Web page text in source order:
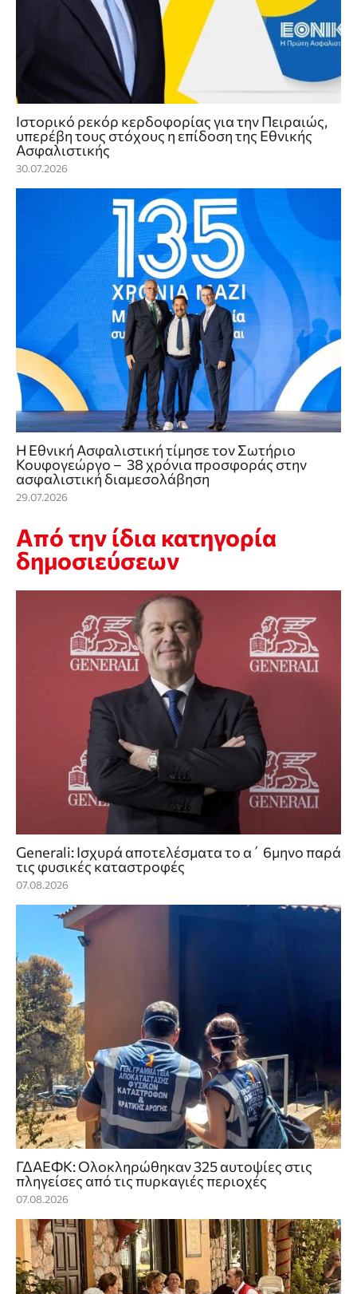
Ιστορικό ρεκόρ κερδοφορίας για την Πειραιώς,
υπερέβη τους στόχους η επίδοση της Εθνικής
Ασφαλιστικής
30.07.2026
Η Εθνική Ασφαλιστική τίμησε τον Σωτήριο
Κουφογεώργο – 38 χρόνια προσφοράς στην
ασφαλιστική διαμεσολάβηση
29.07.2026
Από την ίδια κατηγορία
δημοσιεύσεων
Generali: Ισχυρά αποτελέσματα το α΄ 6μηνο παρά
τις φυσικές καταστροφές
07.08.2026
ΓΔΑΕΦΚ: Ολοκληρώθηκαν 325 αυτοψίες στις
πληγείσες από τις πυρκαγιές περιοχές
07.08.2026